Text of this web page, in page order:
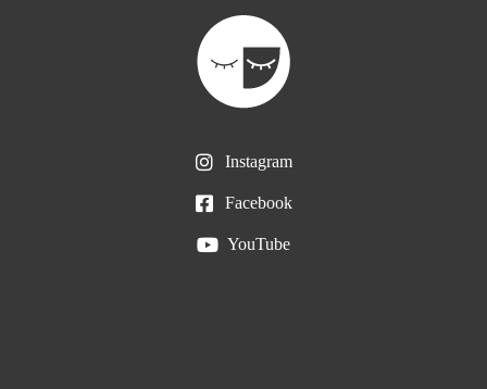
Instagram
Facebook
YouTube